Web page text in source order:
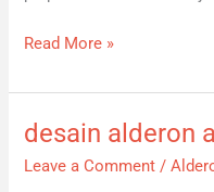
Read More »
desain alderon
Leave a Comment /
desain
alderon